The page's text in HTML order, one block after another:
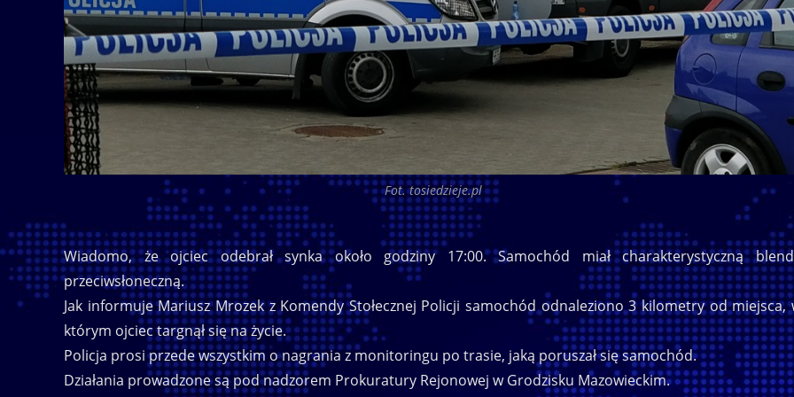
Fot. tosiedzieje.pl
Wiadomo, że ojciec odebrał synka około godziny 17:00. Samochód miał charakterystyczną
przeciwsłoneczną.
Jak informuje Mariusz Mrozek z Komendy Stołecznej Policji samochód odnaleziono 3 kilometry od miejsca,
którym ojciec targnął się na życie.
Policja prosi przede wszystkim o nagrania z monitoringu po trasie, jaką poruszał się samochód.
Działania prowadzone są pod nadzorem Prokuratury Rejonowej w Grodzisku Mazowieckim.